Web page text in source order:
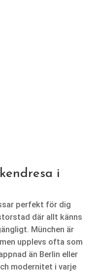
i
perfekt för dig
där allt känns
München är
upplevs ofta som
än Berlin eller
modernitet i varje